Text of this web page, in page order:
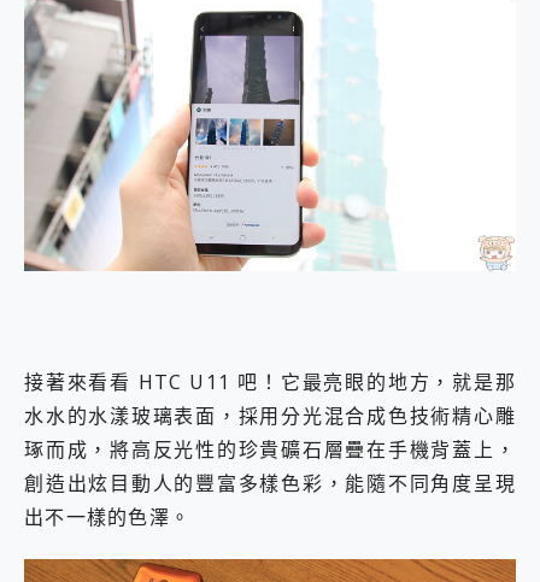
接著來看看 HTC U11 吧！它最亮眼的地方，就是那
水水的水漾玻璃表面，採用分光混合成色技術精心雕
琢而成，將高反光性的珍貴礦石層疊在手機背蓋上，
創造出炫目動人的豐富多樣色彩，能隨不同角度呈現
出不一樣的色澤。